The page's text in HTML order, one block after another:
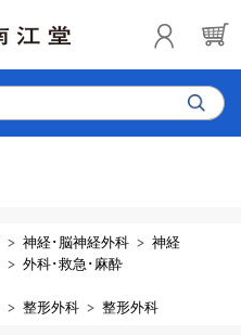
神経･脳神経外科
神経
外科･救急･麻酔
整形外科 整形外科